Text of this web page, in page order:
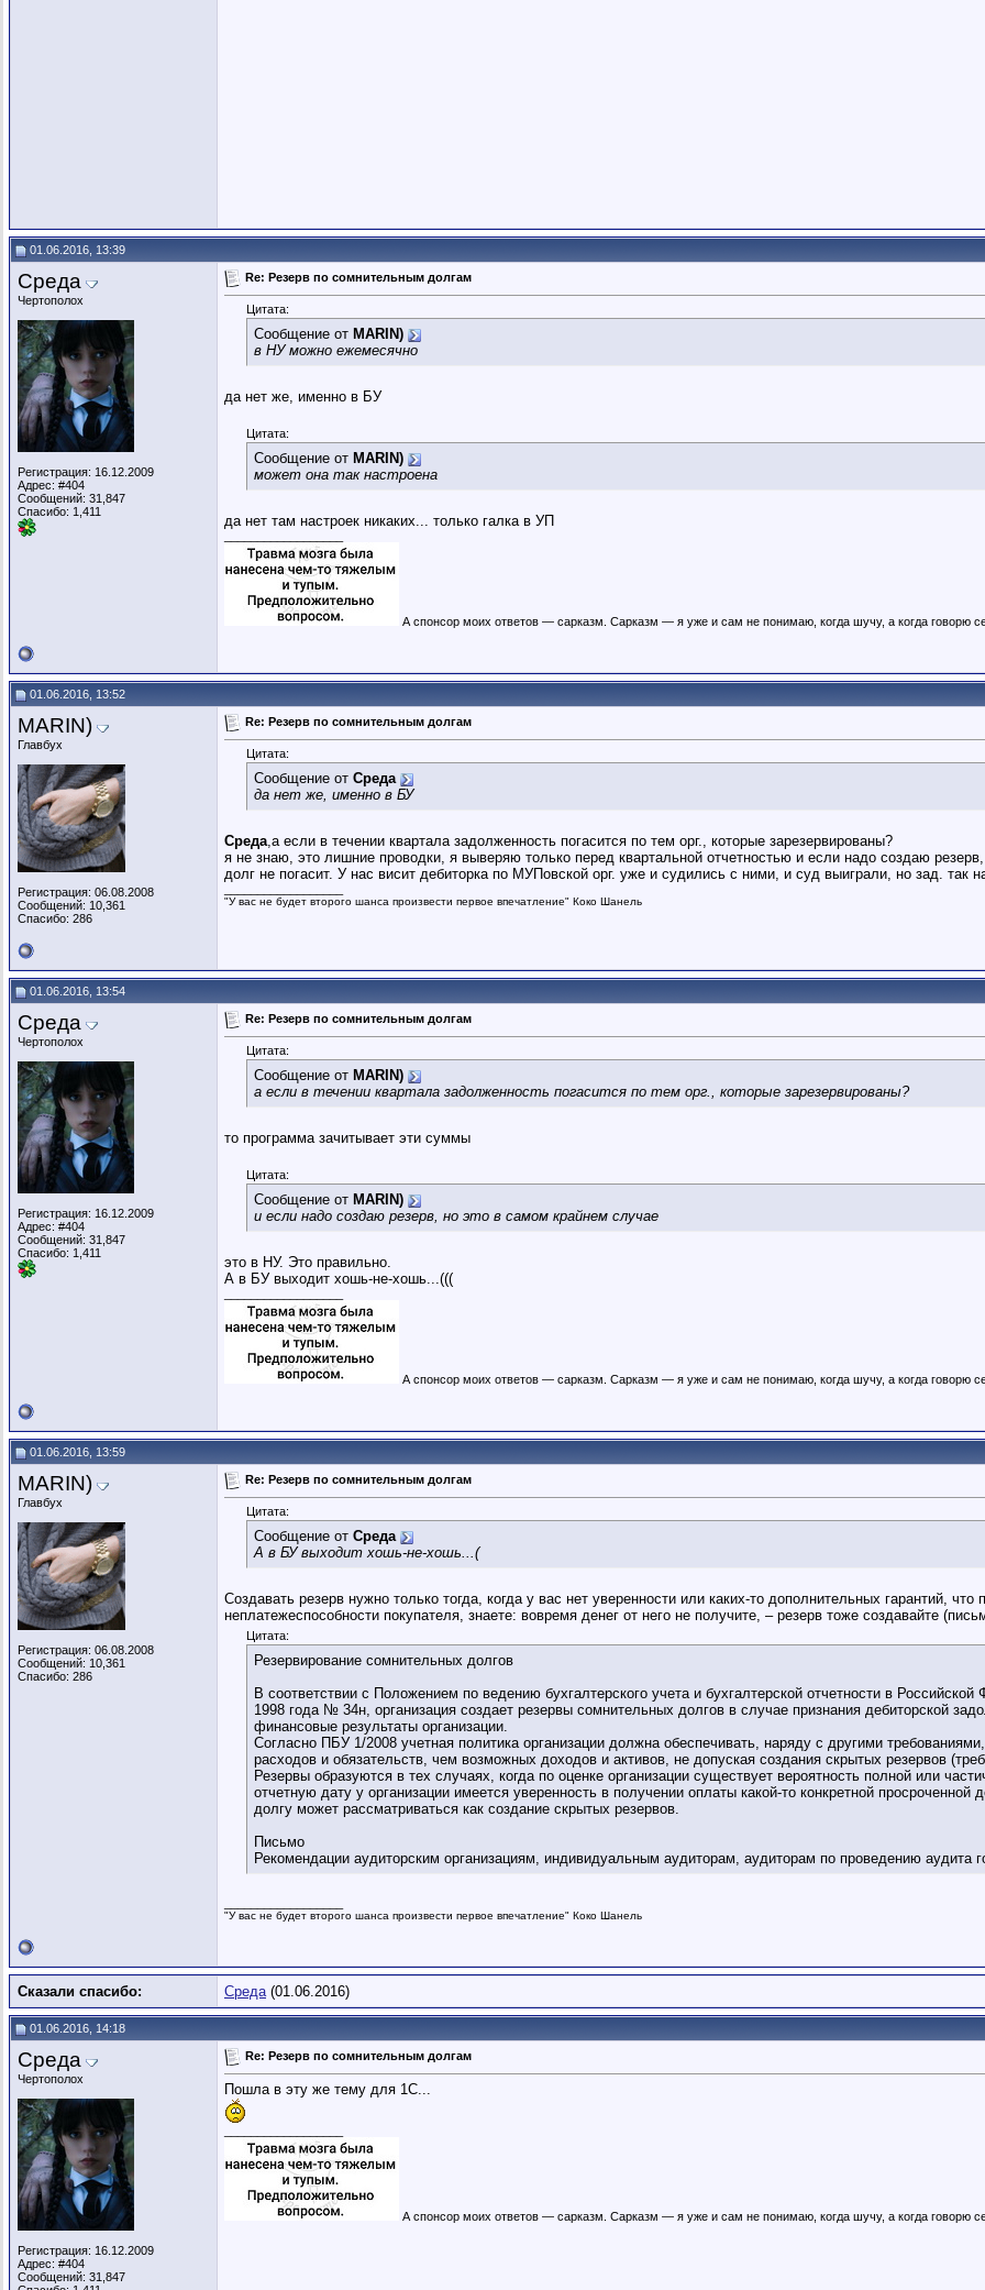
01.06.2016, 13:39
Среда
Чертополох
Регистрация: 16.12.2009
Адрес: #404
Сообщений: 31,847
Спасибо: 1,411
Re: Резерв по сомнительным долгам
Цитата:
Сообщение от MARIN)
в НУ можно ежемесячно
да нет же, именно в БУ
Цитата:
Сообщение от MARIN)
может она так настроена
да нет там настроек никаких... только галка в УП
А спонсор моих ответов — сарказм. Сарказм — я уже и сам не понимаю, когда шучу, а когда говорю
01.06.2016, 13:52
MARIN)
Главбух
Регистрация: 06.08.2008
Сообщений: 10,361
Спасибо: 286
Re: Резерв по сомнительным долгам
Цитата:
Сообщение от Среда
да нет же, именно в БУ
Среда,а если в течении квартала задолженность погасится по тем орг., которые зарезервированы?
я не знаю, это лишние проводки, я выверяю только перед квартальной отчетностью и если надо создаю
долг не погасит. У нас висит дебиторка по МУПовской орг. уже и судились с ними, и суд выиграли, но зад. так
"У вас не будет второго шанса произвести первое впечатление" Коко Шанель
01.06.2016, 13:54
Среда
Чертополох
Регистрация: 16.12.2009
Адрес: #404
Сообщений: 31,847
Спасибо: 1,411
Re: Резерв по сомнительным долгам
Цитата:
Сообщение от MARIN)
а если в течении квартала задолженность погасится по тем орг., которые зарезервированы?
то программа зачитывает эти суммы
Цитата:
Сообщение от MARIN)
и если надо создаю резерв, но это в самом крайнем случае
это в НУ. Это правильно.
А в БУ выходит хошь-не-хошь...(((
А спонсор моих ответов — сарказм. Сарказм — я уже и сам не понимаю, когда шучу, а когда говорю
01.06.2016, 13:59
MARIN)
Главбух
Регистрация: 06.08.2008
Сообщений: 10,361
Спасибо: 286
Re: Резерв по сомнительным долгам
Цитата:
Сообщение от Среда
А в БУ выходит хошь-не-хошь...(
Создавать резерв нужно только тогда, когда у вас нет уверенности или каких-то дополнительных гарантий,
неплатежеспособности покупателя, знаете: вовремя денег от него не получите, – резерв тоже создавайте
Цитата:
Резервирование сомнительных долгов
В соответствии с Положением по ведению бухгалтерского учета и бухгалтерской отчетности в
1998 года № 34н, организация создает резервы сомнительных долгов в случае признания дебиторской
финансовые результаты организации.
Согласно ПБУ 1/2008 учетная политика организации должна обеспечивать, наряду с другими
расходов и обязательств, чем возможных доходов и активов, не допуская создания скрытых резервов
Резервы образуются в тех случаях, когда по оценке организации существует вероятность полной или
отчетную дату у организации имеется уверенность в получении оплаты какой-то конкретной
долгу может рассматриваться как создание скрытых резервов.
Письмо
Рекомендации аудиторским организациям, индивидуальным аудиторам, аудиторам по проведению аудита
"У вас не будет второго шанса произвести первое впечатление" Коко Шанель
Сказали спасибо: Среда(01.06.2016)
01.06.2016, 14:18
Среда
Чертополох
Регистрация: 16.12.2009
Адрес: #404
Сообщений: 31,847
Re: Резерв по сомнительным долгам
Пошла в эту же тему для 1С...
А спонсор моих ответов — сарказм. Сарказм — я уже и сам не понимаю, когда шучу, а когда говорю